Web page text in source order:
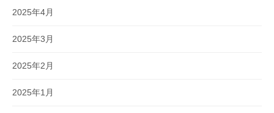
2025年4月
2025年3月
2025年2月
2025年1月